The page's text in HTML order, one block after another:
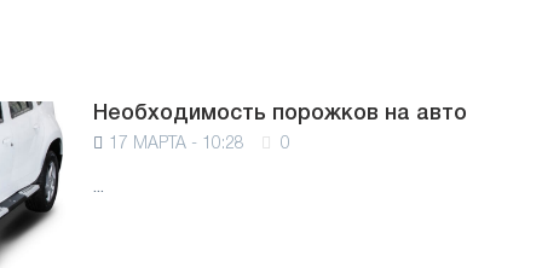
Необходимость порожков на авто
17 МАРТА - 10:28 0
...